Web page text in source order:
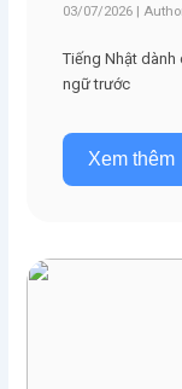
03/07/2026 |
Tiếng Nhật
ngữ trước
Xem thêm